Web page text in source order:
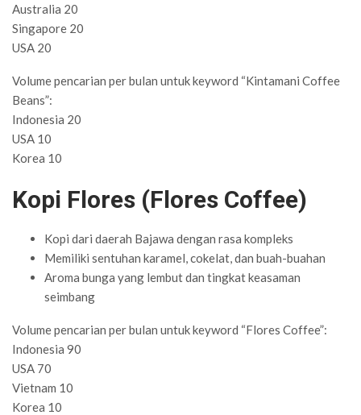
Australia 20
Singapore 20
USA 20
Volume pencarian per bulan untuk keyword “Kintamani Coffee
Beans”:
Indonesia 20
USA 10
Korea 10
Kopi Flores (Flores Coffee)
Kopi dari daerah Bajawa dengan rasa kompleks
Memiliki sentuhan karamel, cokelat, dan buah-buahan
Aroma bunga yang lembut dan tingkat keasaman
seimbang
Volume pencarian per bulan untuk keyword “Flores Coffee”:
Indonesia 90
USA 70
Vietnam 10
Korea 10